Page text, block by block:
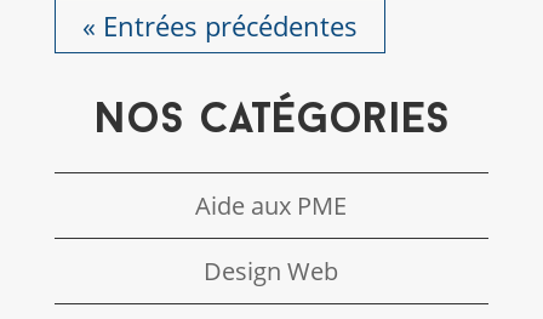
« Entrées précédentes
Nos catégories
Aide aux PME
Design Web